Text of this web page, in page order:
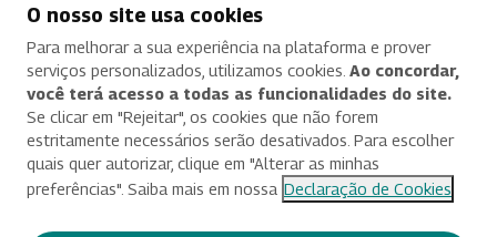
Tratamento de Dados Pessoais
Transparência e Prestação de Contas
Acessibilidade
Termos de uso e aviso de privacidade
O nosso site usa cookies
Para melhorar a sua experiência na plataforma e prover
serviços personalizados, utilizamos cookies. Ao concordar,
você terá acesso a todas as funcionalidades do site.
Se clicar em "Rejeitar", os cookies que não forem
estritamente necessários serão desativados. Para escolher
quais quer autorizar, clique em "Alterar as minhas
preferências". Saiba mais em nossa Declaração de Cookies